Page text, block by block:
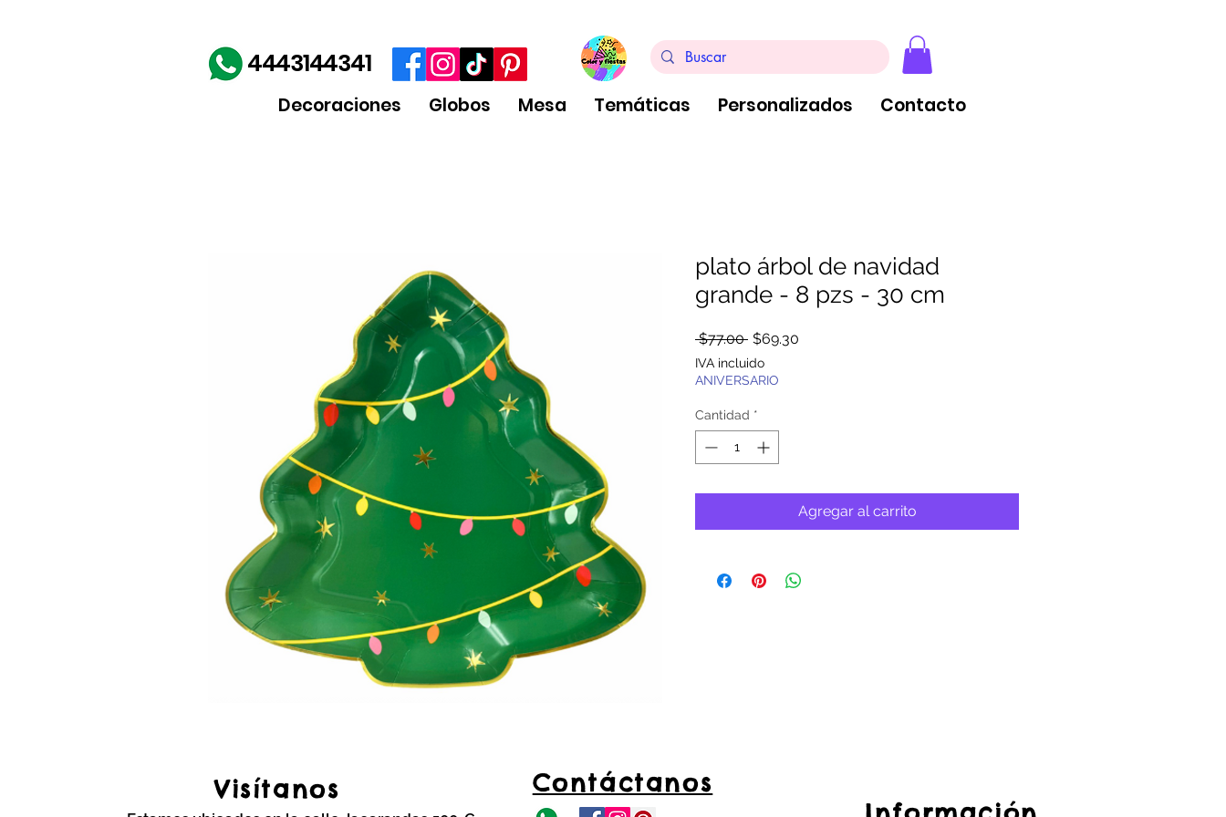
4443144341
Decoraciones Globos Mesa Temáticas Personalizados Contacto
plato árbol de navidad
grande - 8 pzs - 30 cm
$77.00 Precio
$69.30
IVA incluido
ANIVERSARIO
Cantidad *
Agregar al carrito
Visítanos
Contáctanos